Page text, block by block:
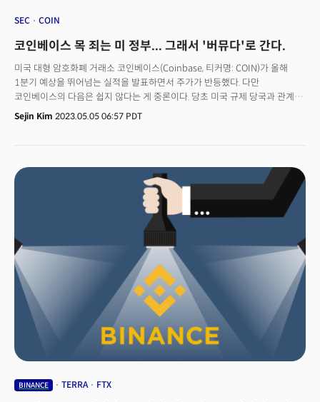
SEC COIN
코인베이스 목 죄는 미 정부... 그래서 '버뮤다'로 간다.
미국 대형 암호화폐 거래소 코인베이스(Coinbase, 티커명: COIN)가 올해
1분기 예상을 뛰어넘는 실적을 발표하면서 주가가 반등했다. 다만
코인베이스의 다음은 쉽지 않다는 게 중론이다. 당초 미국 규제 당국과 관계가
두터운 거래소로 포지셔닝하며 성장한 코인베이스는 최근 미국 규제당국과
마찰을 빚자 해외로 눈을 돌리는 모양새다. 수익 구조를 미국 사용자 중심
Sejin Kim 2023.05.05 06:57 PDT
BINANCE TERRA FTX